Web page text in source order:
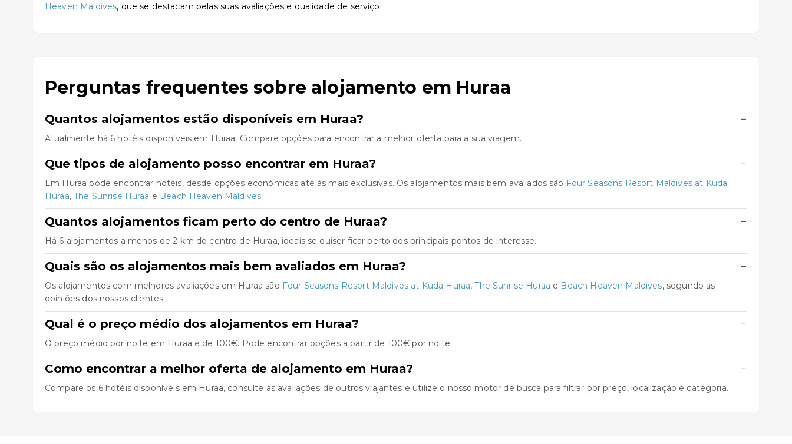
Heaven Maldives, que se destacam pelas suas avaliações e qualidade de serviço.
Perguntas frequentes sobre alojamento em Huraa
Quantos alojamentos estão disponíveis em Huraa? −
Atualmente há 6 hotéis disponíveis em Huraa. Compare opções para encontrar a melhor oferta para a sua viagem.
Que tipos de alojamento posso encontrar em Huraa? −
Em Huraa pode encontrar hotéis, desde opções económicas até às mais exclusivas. Os alojamentos mais bem avaliados são Four Seasons Resort Maldives at Kuda
Huraa,The Sunrise Huraa e Beach Heaven Maldives.
Quantos alojamentos ficam perto do centro de Huraa? −
Há 6 alojamentos a menos de 2 km do centro de Huraa, ideais se quiser ficar perto dos principais pontos de interesse.
Quais são os alojamentos mais bem avaliados em Huraa? −
Os alojamentos com melhores avaliações em Huraa são Four Seasons Resort Maldives at Kuda Huraa,The Sunrise Huraa e Beach Heaven Maldives, segundo as
opiniões dos nossos clientes.
Qual é o preço médio dos alojamentos em Huraa? −
O preço médio por noite em Huraa é de 100€. Pode encontrar opções a partir de 100€ por noite.
Como encontrar a melhor oferta de alojamento em Huraa? −
Compare os 6 hotéis disponíveis em Huraa, consulte as avaliações de outros viajantes e utilize o nosso motor de busca para filtrar por preço, localização e categoria.